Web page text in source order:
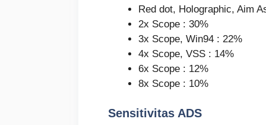
Red dot, Holographic, Aim
2x Scope : 30%
3x Scope, Win94 : 22%
4x Scope, VSS : 14%
6x Scope : 12%
8x Scope : 10%
Sensitivitas ADS